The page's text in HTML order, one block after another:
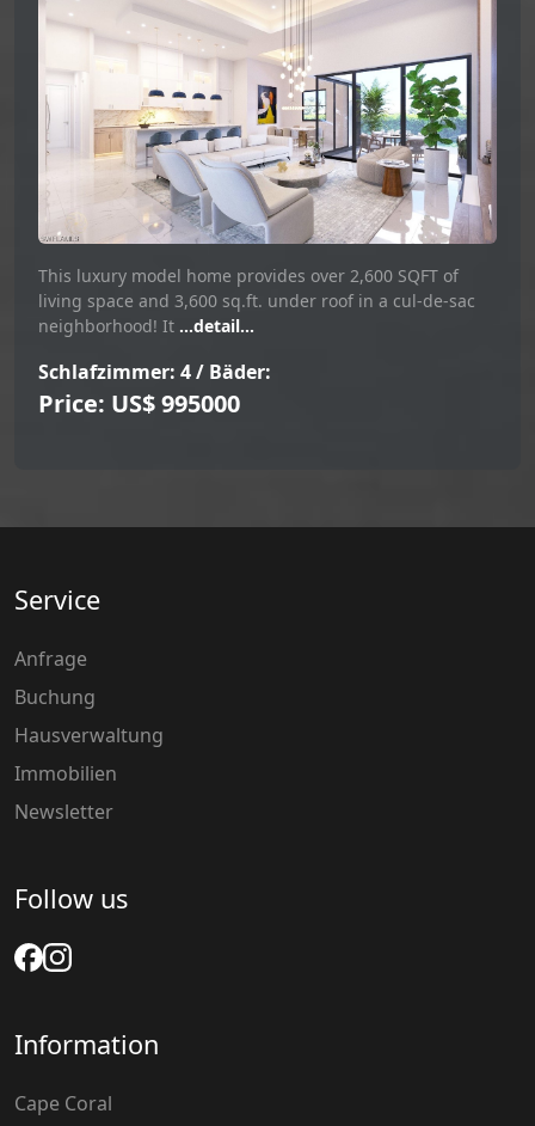
This luxury model home provides over 2,600 SQFT of
living space and 3,600 sq.ft. under roof in a cul-de-sac
neighborhood! It ...detail...
Schlafzimmer: 4 / Bäder:
Price: US$ 995000
Service
Anfrage
Buchung
Hausverwaltung
Immobilien
Newsletter
Follow us
Information
Cape Coral